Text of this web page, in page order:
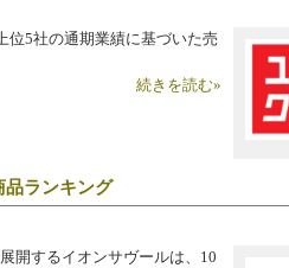
位5社の通期業績に基づいた売
続きを読む»
品ランキング
開するイオンサヴールは、10